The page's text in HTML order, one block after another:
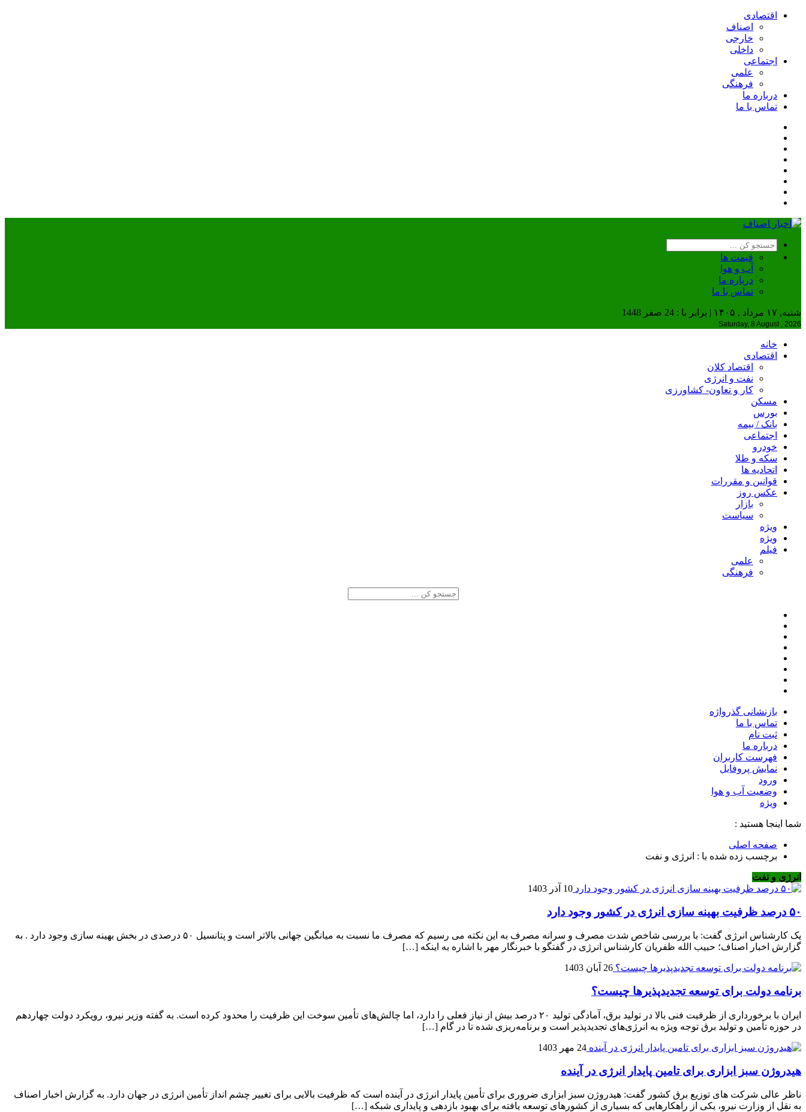
اقتصادی
اصناف
خارجی
داخلی
اجتماعی
علمی
فرهنگی
درباره ما
تماس با ما
قیمت ها
آب و هوا
درباره ما
تماس با ما
شنبه, ۱۷ مرداد , ۱۴۰۵ | برابر با : 24 صفر 1448
Saturday, 8 August , 2026
خانه
اقتصادی
اقتصاد کلان
نفت و انرژی
کار و تعاون- کشاورزی
مسکن
بورس
بانک / بیمه
اجتماعی
خودرو
سکه و طلا
اتحادیه ها
قوانین و مقررات
عکس روز
بازار
سیاست
ویژه
ویژه
فیلم
علمی
فرهنگی
بازنشانی گذرواژه
تماس با ما
ثبت نام
درباره ما
فهرست کاربران
نمایش پروفایل
ورود
وضعیت آب و هوا
ویژه
شما اینجا هستید :
صفحه اصلی
برچسب زده شده با : انرژی و نفت
انرژی و نفت
10 آذر 1403
۵۰ درصد ظرفیت بهینه سازی انرژی در کشور وجود دارد
یک کارشناس انرژی گفت: با بررسی شاخص شدت مصرف و سرانه مصرف به این نکته می رسیم که مصرف ما نسبت به میانگین جهانی بالاتر است و پتانسیل ۵۰ درصدی در بخش بهینه سازی وجود دارد . به
گزارش اخبار اصناف؛ حبیب الله ظفریان کارشناس انرژی در گفتگو با خبرنگار مهر با اشاره به اینکه […]
26 آبان 1403
برنامه دولت برای توسعه تجدیدپذیرها چیست؟
ایران با برخورداری از ظرفیت فنی بالا در تولید برق، آمادگی تولید ۲۰ درصد بیش از نیاز فعلی را دارد، اما چالش‌های تأمین سوخت این ظرفیت را محدود کرده است. به گفته وزیر نیرو، رویکرد دولت چهاردهم
در حوزه تأمین و تولید برق توجه ویژه به انرژی‌های تجدیدپذیر است و برنامه‌ریزی شده تا در گام […]
24 مهر 1403
هیدروژن سبز ابزاری برای تامین پایدار انرژی در آینده
ناظر عالی شرکت های توزیع برق کشور گفت: هیدروژن سبز ابزاری ضروری برای تأمین پایدار انرژی در آینده است که ظرفیت بالایی برای تغییر چشم انداز تأمین انرژی در جهان دارد. به گزارش اخبار اصناف
به نقل از وزارت نیرو، یکی از راهکارهایی که بسیاری از کشورهای توسعه یافته برای بهبود بازدهی و پایداری شبکه […]